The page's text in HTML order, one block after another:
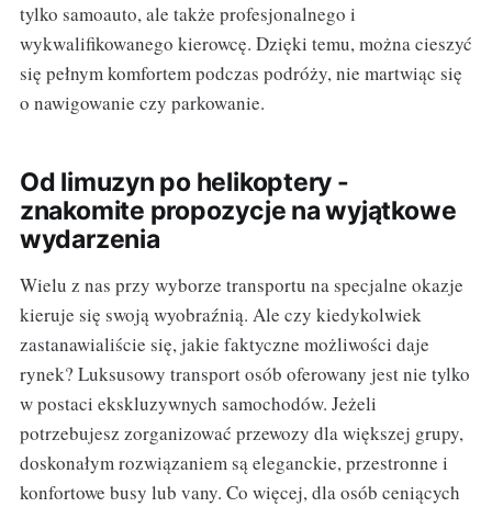
tylko samoauto, ale także profesjonalnego i
wykwalifikowanego kierowcę. Dzięki temu, można cieszyć
się pełnym komfortem podczas podróży, nie martwiąc się
o nawigowanie czy parkowanie.
Od limuzyn po helikoptery -
znakomite propozycje na wyjątkowe
wydarzenia
Wielu z nas przy wyborze transportu na specjalne okazje
kieruje się swoją wyobraźnią. Ale czy kiedykolwiek
zastanawialiście się, jakie faktyczne możliwości daje
rynek? Luksusowy transport osób oferowany jest nie tylko
w postaci ekskluzywnych samochodów. Jeżeli
potrzebujesz zorganizować przewozy dla większej grupy,
doskonałym rozwiązaniem są eleganckie, przestronne i
konfortowe busy lub vany. Co więcej, dla osób ceniących